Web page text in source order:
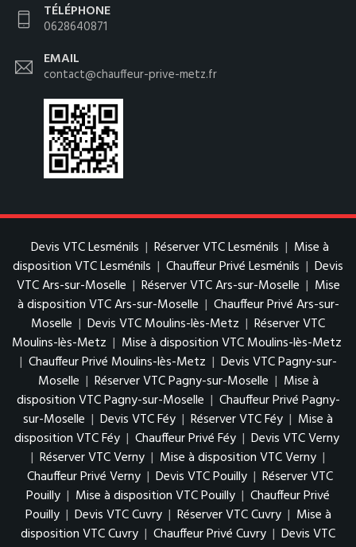
TÉLÉPHONE
0628640871
EMAIL
contact@chauffeur-prive-metz.fr
Devis VTC Lesménils | Réserver VTC Lesménils | Mise à
disposition VTC Lesménils | Chauffeur Privé Lesménils | Devis
VTC Ars-sur-Moselle | Réserver VTC Ars-sur-Moselle | Mise
à disposition VTC Ars-sur-Moselle | Chauffeur Privé Ars-sur-
Moselle | Devis VTC Moulins-lès-Metz | Réserver VTC
Moulins-lès-Metz | Mise à disposition VTC Moulins-lès-Metz
| Chauffeur Privé Moulins-lès-Metz | Devis VTC Pagny-sur-
Moselle | Réserver VTC Pagny-sur-Moselle | Mise à
disposition VTC Pagny-sur-Moselle | Chauffeur Privé Pagny-
sur-Moselle | Devis VTC Féy | Réserver VTC Féy | Mise à
disposition VTC Féy | Chauffeur Privé Féy | Devis VTC Verny
| Réserver VTC Verny | Mise à disposition VTC Verny |
Chauffeur Privé Verny | Devis VTC Pouilly | Réserver VTC
Pouilly | Mise à disposition VTC Pouilly | Chauffeur Privé
Pouilly | Devis VTC Cuvry | Réserver VTC Cuvry | Mise à
disposition VTC Cuvry | Chauffeur Privé Cuvry | Devis VTC